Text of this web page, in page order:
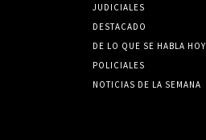
JUDICIALES
DESTACADO
DE LO QUE SE HABLA HOY
POLICIALES
NOTICIAS DE LA SEMANA